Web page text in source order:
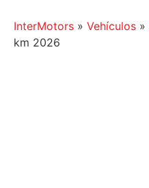
InterMotors » Vehículos »
km 2026